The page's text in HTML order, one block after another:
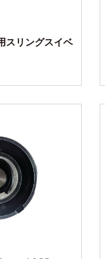
スリングスイベ